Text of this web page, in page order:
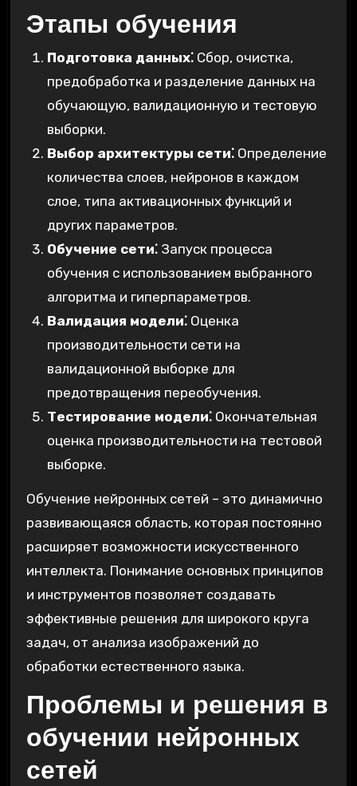
Этапы обучения
Подготовка данных⁚Сбор, очистка,
предобработка и разделение данных на
обучающую, валидационную и тестовую
выборки.
Выбор архитектуры сети⁚Определение
количества слоев, нейронов в каждом
слое, типа активационных функций и
других параметров.
Обучение сети⁚Запуск процесса
обучения с использованием выбранного
алгоритма и гиперпараметров.
Валидация модели⁚Оценка
производительности сети на
валидационной выборке для
предотвращения переобучения.
Тестирование модели⁚Окончательная
оценка производительности на тестовой
выборке.
Обучение нейронных сетей – это динамично
развивающаяся область, которая постоянно
расширяет возможности искусственного
интеллекта. Понимание основных принципов
и инструментов позволяет создавать
эффективные решения для широкого круга
задач, от анализа изображений до
обработки естественного языка.
Проблемы и решения в
обучении нейронных
сетей